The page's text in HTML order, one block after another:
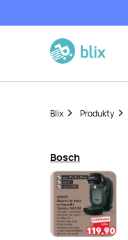
Blix Produkty
Bosch